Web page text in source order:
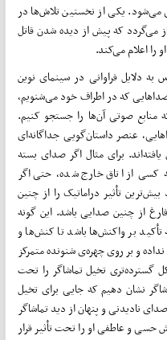
می‌شود. یکی از نخستین تلاش‌ها در
باز می‌گردد که پیش از دیده شدن قاتل
اعلام می‌کند.
دلایل فراوانی در سینمای نوین
که در اطراف خود می‌شنویم،
صوتی آن‌ها را جستجو کنیم.
عنصر داستان‌گویی جداگانه‌ای
برای مثال اگر صدای بسته
کسی از اتاق خارج شده، حتی اگر
تأثیر دراماتیک را از چنین
از چنین صدایی باشد. این گونه
بر واکنش‌ها باشد تا کنش‌ها و
و بر روی چهره‌ی‌ شنونده متمرکز
تخیل تماشاگر را تحت
نشان دهیم که جایی برای تخیل
نادیدنی و پنهان از دید تماشاگر
و عاطفی او را تحت تأثیر قرار